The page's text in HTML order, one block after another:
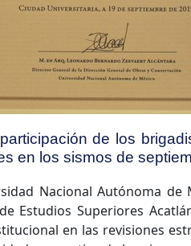
de los
en los sismos de
Nacional Autónoma
Estudios Superiores
en las revisiones